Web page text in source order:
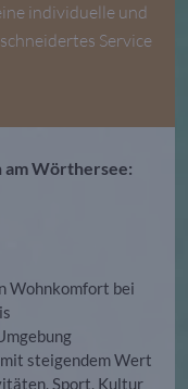
individuelle und
Service
Wörthersee:
Wohnkomfort bei
steigendem Wert
Sport, Kultur